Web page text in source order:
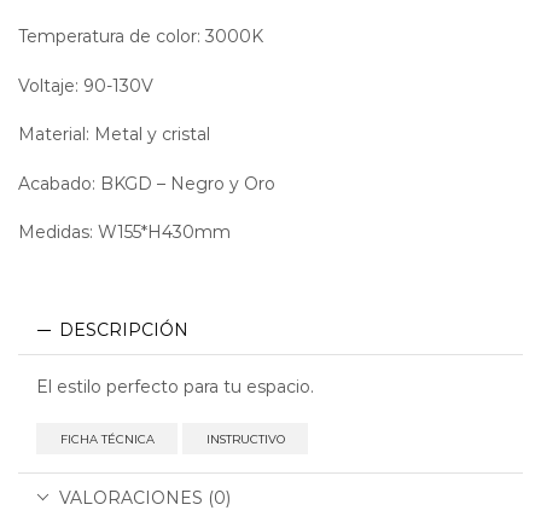
Temperatura de color: 3000K
Voltaje: 90-130V
Material: Metal y cristal
Acabado: BKGD – Negro y Oro
Medidas: W155*H430mm
DESCRIPCIÓN
El estilo perfecto para tu espacio.
FICHA TÉCNICA INSTRUCTIVO
VALORACIONES (0)